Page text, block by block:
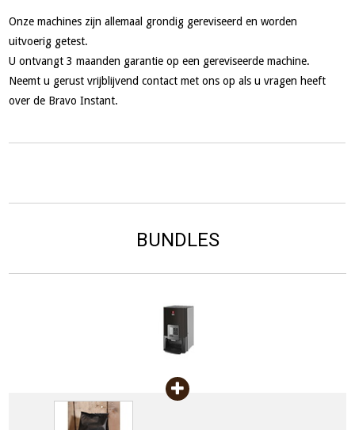
Onze machines zijn allemaal grondig gereviseerd en worden
uitvoerig getest.
U ontvangt 3 maanden garantie op een gereviseerde machine.
Neemt u gerust vrijblijvend contact met ons op als u vragen heeft
over de Bravo Instant.
BUNDLES